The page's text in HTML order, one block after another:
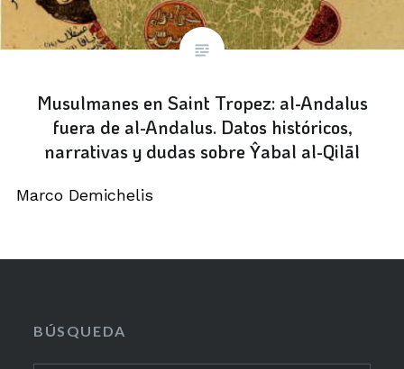
Musulmanes en Saint Tropez: al-Andalus
fuera de al-Andalus. Datos históricos,
narrativas y dudas sobre Ŷabal al-Qilāl
Marco Demichelis
BÚSQUEDA